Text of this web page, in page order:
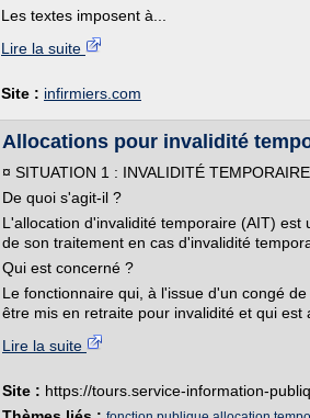
Les textes imposent à...
Lire la suite
Site : infirmiers.com
Allocations pour invalidité
¤ SITUATION 1 : INVALIDITÉ TEMPORAIRE
De quoi s'agit-il ?
L'allocation d'invalidité temporaire (AIT)
de son traitement en cas d'invalidité
Qui est concerné ?
Le fonctionnaire qui, à l'issue d'un congé
être mis en retraite pour invalidité et qui est
Lire la suite
Site : https://tours.service-information-